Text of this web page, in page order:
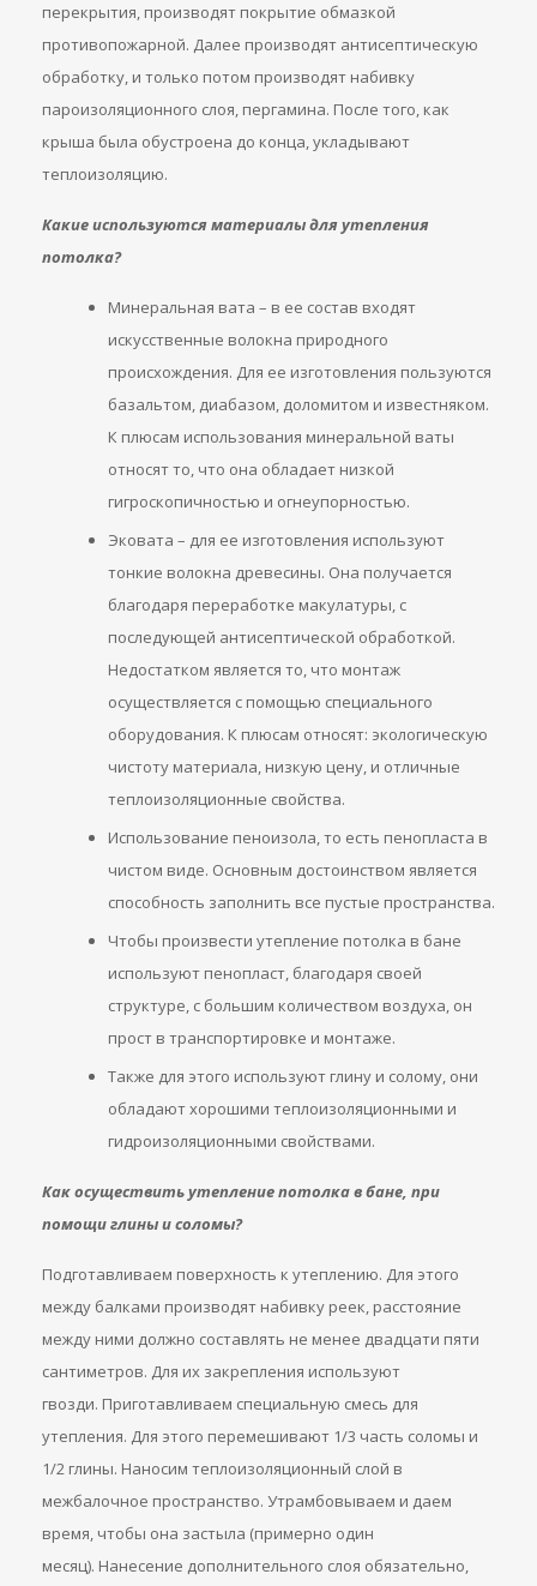
перекрытия, производят покрытие обмазкой
противопожарной. Далее производят антисептическую
обработку, и только потом производят набивку
пароизоляционного слоя, пергамина. После того, как
крыша была обустроена до конца, укладывают
теплоизоляцию.
Какие используются материалы для утепления
потолка?
Минеральная вата – в ее состав входят
искусственные волокна природного
происхождения. Для ее изготовления пользуются
базальтом, диабазом, доломитом и известняком.
К плюсам использования минеральной ваты
относят то, что она обладает низкой
гигроскопичностью и огнеупорностью.
Эковата – для ее изготовления используют
тонкие волокна древесины. Она получается
благодаря переработке макулатуры, с
последующей антисептической обработкой.
Недостатком является то, что монтаж
осуществляется с помощью специального
оборудования. К плюсам относят: экологическую
чистоту материала, низкую цену, и отличные
теплоизоляционные свойства.
Использование пеноизола, то есть пенопласта в
чистом виде. Основным достоинством является
способность заполнить все пустые пространства.
Чтобы произвести утепление потолка в бане
используют пенопласт, благодаря своей
структуре, с большим количеством воздуха, он
прост в транспортировке и монтаже.
Также для этого используют глину и солому, они
обладают хорошими теплоизоляционными и
гидроизоляционными свойствами.
Как осуществить утепление потолка в бане, при
помощи глины и соломы?
Подготавливаем поверхность к утеплению. Для этого
между балками производят набивку реек, расстояние
между ними должно составлять не менее двадцати пяти
сантиметров. Для их закрепления используют
гвозди. Приготавливаем специальную смесь для
утепления. Для этого перемешивают 1/3 часть соломы и
1/2 глины. Наносим теплоизоляционный слой в
межбалочное пространство. Утрамбовываем и даем
время, чтобы она застыла (примерно один
месяц). Нанесение дополнительного слоя обязательно,